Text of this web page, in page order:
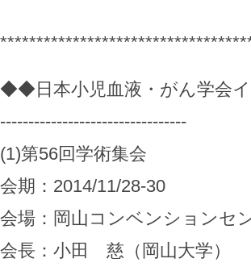
◆◆日本小児血液・がん学会
---------------------------------
(1)第56回学術集会
会期：2014/11/28-30
会場：岡山コンベンションセ
会長：小田 慈（岡山大学）